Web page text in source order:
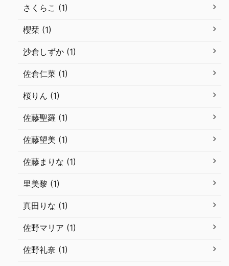
さくらこ (1)
櫻栞 (1)
沙倉しずか (1)
佐倉仁菜 (1)
桜りん (1)
佐藤聖羅 (1)
佐藤望美 (1)
佐藤まりな (1)
里美黎 (1)
真田りな (1)
佐野マリア (1)
佐野礼奈 (1)